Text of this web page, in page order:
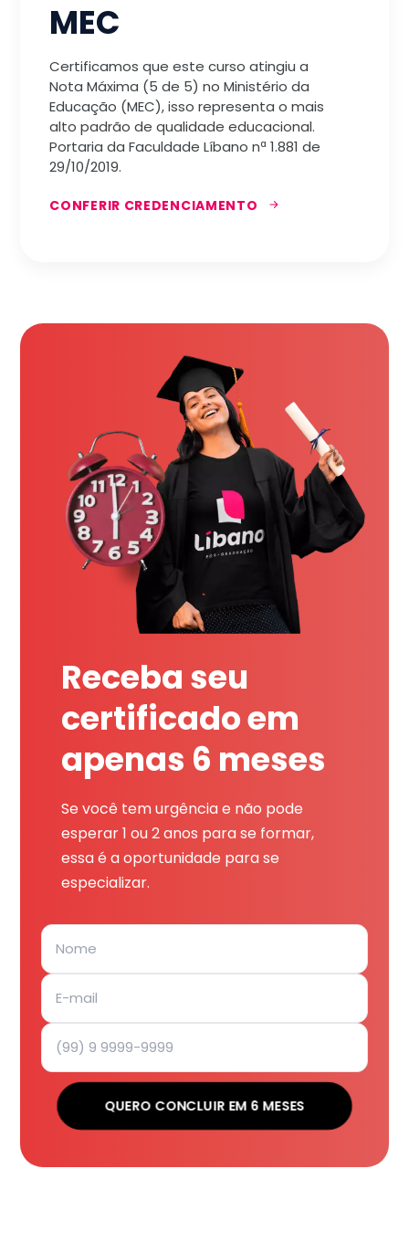
MEC
Certificamos que este curso atingiu a
Nota Máxima (5 de 5) no Ministério da
Educação (MEC), isso representa o mais
alto padrão de qualidade educacional.
Portaria da Faculdade Líbano nª 1.881 de
29/10/2019.
CONFERIR CREDENCIAMENTO
Receba seu
certificado em
apenas 6 meses
Se você tem urgência e não pode
esperar 1 ou 2 anos para se formar,
essa é a oportunidade para se
especializar.
QUERO CONCLUIR EM 6 MESES